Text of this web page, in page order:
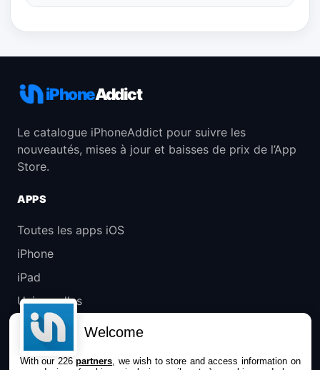
iPhoneAddict
Le catalogue iPhoneAddict pour suivre les
nouveautés, mises à jour et baisses de prix de l’App
Store.
APPS
Toutes les apps iOS
iPhone
iPad
Universelles
Mac
Apple TV
Welcome
With our 226partners , we wish to store and access information on